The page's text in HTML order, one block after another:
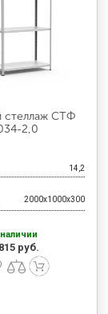
стеллаж СТФ
2,0
14,2
2000x1000x300
руб.